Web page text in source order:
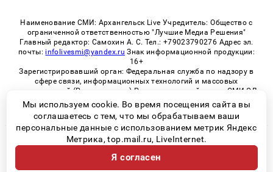
Наименование СМИ: Архангельск Live Учредитель: Общество с
ограниченной ответственностью "Лучшие Медиа Решения"
Главный редактор: Самохин А. С. Тел.: +79023790276 Адрес эл.
почты: infolivesmi@yandex.ru Знак информационной продукции:
16+
Зарегистрировавший орган: Федеральная служба по надзору в
сфере связи, информационных технологий и массовых
коммуникаций (Роскомнадзор) Регистрационный номер СМИ ЭЛ
№ ФС 77 - 82533 от 21.01.2022
© 2026 «Архангельск Live» | Все права защищены
Возрастная категория сайта 16+
Мы используем cookie. Во время посещения сайта вы
соглашаетесь с тем, что мы обрабатываем ваши
персональные данные с использованием метрик Яндекс
Метрика, top.mail.ru, LiveInternet.
Я согласен